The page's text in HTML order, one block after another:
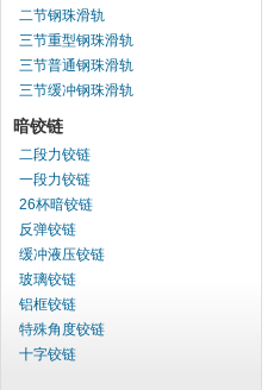
二节钢珠滑轨
三节重型钢珠滑轨
三节普通钢珠滑轨
三节缓冲钢珠滑轨
暗铰链
二段力铰链
一段力铰链
26杯暗铰链
反弹铰链
缓冲液压铰链
玻璃铰链
铝框铰链
特殊角度铰链
十字铰链